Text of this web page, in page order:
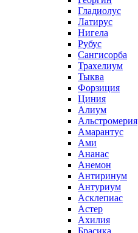
Гладиолус
Латирус
Нигела
Рубус
Сангисорба
Трахелиум
Тыква
Форзиция
Циния
Алиум
Альстромерия
Амарантус
Ами
Ананас
Анемон
Антиринум
Антуриум
Асклепиас
Астер
Ахилия
Брасика